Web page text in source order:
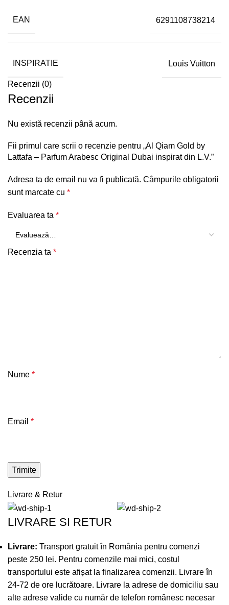
EAN 6291108738214
INSPIRATIE Louis Vuitton
Recenzii (0)
Recenzii
Nu există recenzii până acum.
Fii primul care scrii o recenzie pentru „Al Qiam Gold by
Lattafa – Parfum Arabesc Original Dubai inspirat din L.V.”
Adresa ta de email nu va fi publicată. Câmpurile obligatorii
sunt marcate cu *
Evaluarea ta *
Recenzia ta *
Nume *
Email *
Livrare & Retur
LIVRARE SI RETUR
Livrare: Transport gratuit în România pentru comenzi
peste 250 lei. Pentru comenzile mai mici, costul
transportului este afișat la finalizarea comenzii. Livrare în
24-72 de ore lucrătoare. Livrare la adrese de domiciliu sau
alte adrese valide cu număr de telefon românesc necesar